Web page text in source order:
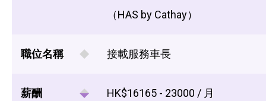
（HAS by Cathay）
職位名稱 接載服務車長
薪酬 HK$16165 - 23000 / 月